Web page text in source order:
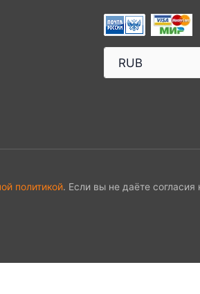
политикой. Если вы не даёте согласия